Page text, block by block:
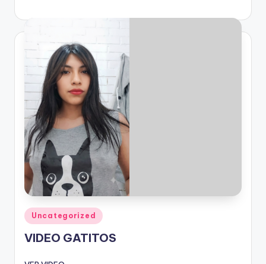
Publicado
en
Uncategorized
VIDEO GATITOS